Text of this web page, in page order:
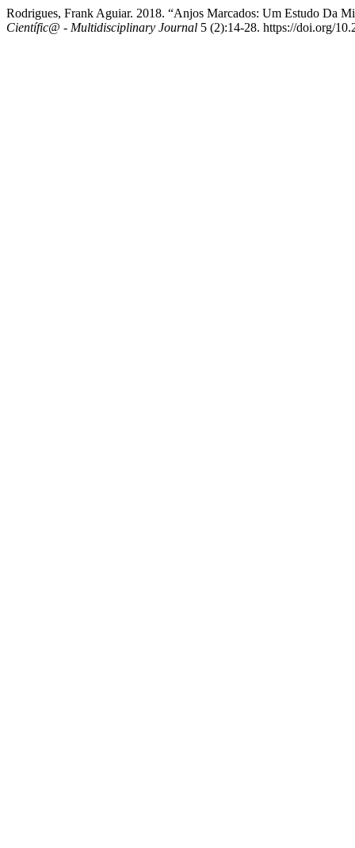
Rodrigues, Frank Aguiar. 2018. “Anjos Marcados: Um Estudo Da
Científic@ - Multidisciplinary Journal 5 (2):14-28. https://doi.org/